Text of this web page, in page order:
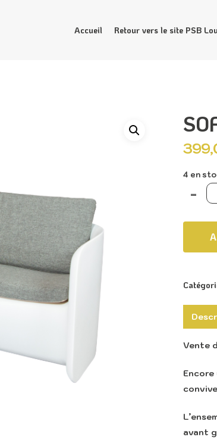
Accueil Retour vers le site PSB
4 en
Vente
avant